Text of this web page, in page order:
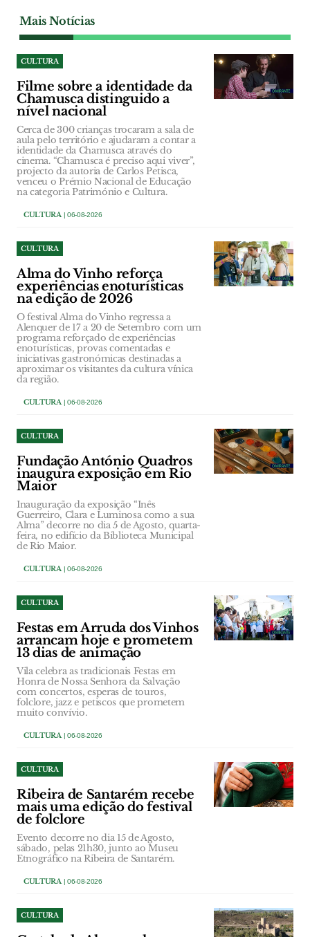
Mais Notícias
CULTURA
Filme sobre a identidade da
Chamusca distinguido a
nível nacional
Cerca de 300 crianças trocaram a sala de
aula pelo território e ajudaram a contar a
identidade da Chamusca através do
cinema. “Chamusca é preciso aqui viver”,
projecto da autoria de Carlos Petisca,
venceu o Prémio Nacional de Educação
na categoria Património e Cultura.
CULTURA| 06-08-2026
CULTURA
Alma do Vinho reforça
experiências enoturísticas
na edição de 2026
O festival Alma do Vinho regressa a
Alenquer de 17 a 20 de Setembro com um
programa reforçado de experiências
enoturísticas, provas comentadas e
iniciativas gastronómicas destinadas a
aproximar os visitantes da cultura vínica
da região.
CULTURA| 06-08-2026
CULTURA
Fundação António Quadros
inaugura exposição em Rio
Maior
Inauguração da exposição “Inês
Guerreiro, Clara e Luminosa como a sua
Alma” decorre no dia 5 de Agosto, quarta-
feira, no edifício da Biblioteca Municipal
de Rio Maior.
CULTURA| 06-08-2026
CULTURA
Festas em Arruda dos Vinhos
arrancam hoje e prometem
13 dias de animação
Vila celebra as tradicionais Festas em
Honra de Nossa Senhora da Salvação
com concertos, esperas de touros,
folclore, jazz e petiscos que prometem
muito convívio.
CULTURA| 06-08-2026
CULTURA
Ribeira de Santarém recebe
mais uma edição do festival
de folclore
Evento decorre no dia 15 de Agosto,
sábado, pelas 21h30, junto ao Museu
Etnográfico na Ribeira de Santarém.
CULTURA| 06-08-2026
CULTURA